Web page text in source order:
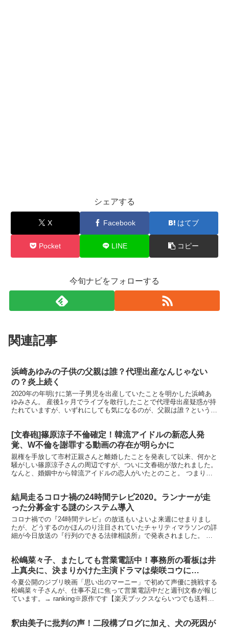
シェアする
X Facebook はてブ
Pocket LINE コピー
今旬ナビをフォローする
関連記事
浜崎あゆみの子供の父親は誰？代理出産なんじゃない
の？炎上続く
2020年の年明けに第一子男児を出産していたことを明かした浜崎あ
ゆみさん。 産後1ヶ月でライブを敢行したことで代理母出産疑惑が持
たれていますが、いずれにしても気になるのが、父親は誰？というこ
[文春砲]篠原涼子不倫確定！韓流アイドルの新恋人発
覚、W不倫を謝罪する動画の存在が明らかに
親権を手放して市村正親さんと離婚したことを発表して以来、何かと
騒がしい篠原涼子さんの周辺ですが、ついに文春砲が放たれました。
なんと、婚姻中から韓流アイドルの恋人がいたとのこと。 つまり、
結局走るコロナ禍の24時間テレビ2020。ランナーが走
った分募金する謎のシステム導入
コロナ禍での『24時間テレビ』の放送もいよいよ来週にせまりまし
たが、どうするのかほんのり注目されていたチャリティマラソンの詳
細が今日放送の『行列のできる法律相談所』で発表されました。 送
松嶋菜々子、またしても営業電話中！事務所の看板は井
上真央に、決まりかけた主演ドラマは柴咲コウに…
今夏公開のジブリ映画「思い出のマーニー」で初めて声優に挑戦する
松嶋菜々子さんが、仕事不足に焦って営業電話中だと週刊文春が報じ
ています。→ ranking※原作です【楽天ブックスならいつでも送料無
釈由美子に批判の声！二段構ブログに加え、犬の死因が